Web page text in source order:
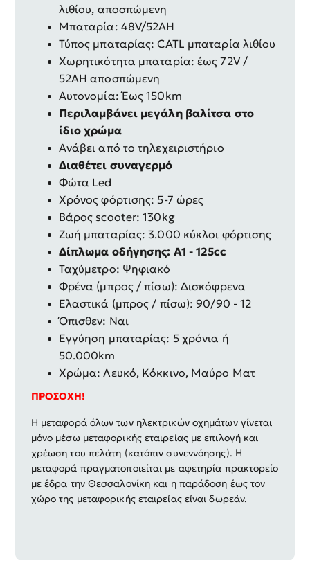
λιθίου, αποσπώμενη
Μπαταρία: 48V/52AH
Τύπος μπαταρίας: CATL μπαταρία λιθίου
Χωρητικότητα μπαταρία: έως 72V /
52AH αποσπώμενη
Αυτονομία: Έως 150km
Περιλαμβάνει μεγάλη βαλίτσα στο
ίδιο χρώμα
Ανάβει από το τηλεχειριστήριο
Διαθέτει συναγερμό
Φώτα Led
Χρόνος φόρτισης: 5-7 ώρες
Βάρος scooter: 130kg
Ζωή μπαταρίας: 3.000 κύκλοι φόρτισης
Δίπλωμα οδήγησης: A1 - 125cc
Ταχύμετρο: Ψηφιακό
Φρένα (μπρος / πίσω): Δισκόφρενα
Ελαστικά (μπρος / πίσω): 90/90 - 12
Όπισθεν: Ναι
Εγγύηση μπαταρίας: 5 χρόνια ή
50.000km
Χρώμα: Λευκό, Κόκκινο, Μαύρο Ματ
ΠΡΟΣΟΧΗ!
Η μεταφορά όλων των ηλεκτρικών οχημάτων γίνεται
μόνο μέσω μεταφορικής εταιρείας με επιλογή και
χρέωση του πελάτη (κατόπιν συνεννόησης). Η
μεταφορά πραγματοποιείται με αφετηρία πρακτορείο
με έδρα την Θεσσαλονίκη και η παράδοση έως τον
χώρο της μεταφορικής εταιρείας είναι δωρεάν.